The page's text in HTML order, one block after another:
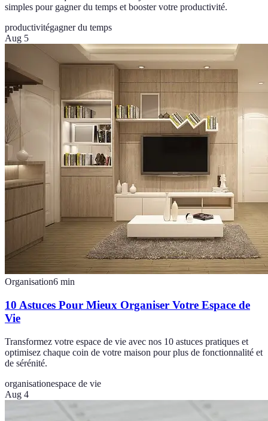
simples pour gagner du temps et booster votre productivité.
productivitégagner du temps
Aug 5
Organisation6 min
10 Astuces Pour Mieux Organiser Votre Espace de
Vie
Transformez votre espace de vie avec nos 10 astuces pratiques et
optimisez chaque coin de votre maison pour plus de fonctionnalité et
de sérénité.
organisationespace de vie
Aug 4